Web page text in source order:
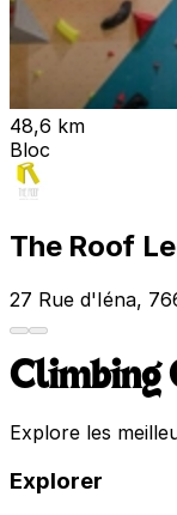
48,6 km
Bloc
The Roof
27 Rue d'Iéna,
Climbing
Explore les
Explorer